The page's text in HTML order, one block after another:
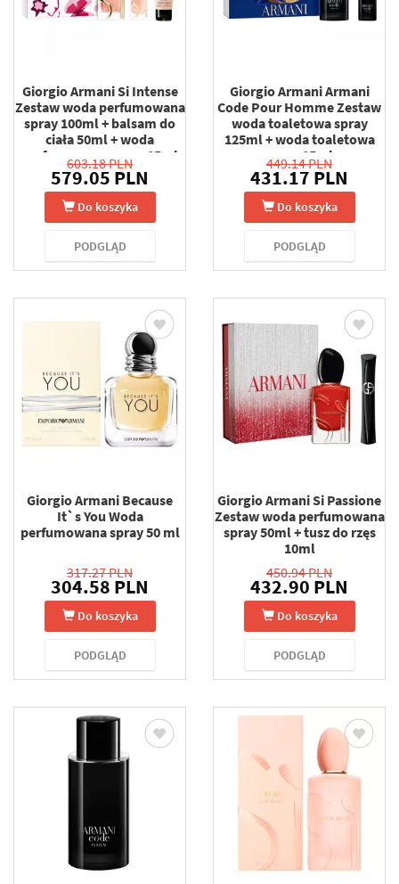
Giorgio Armani Si Intense
Zestaw woda perfumowana
spray 100ml + balsam do
ciała 50ml + woda
perfumowana spray 15ml
603.18 PLN
579.05 PLN
Do koszyka
PODGLĄD
Giorgio Armani Armani
Code Pour Homme Zestaw
woda toaletowa spray
125ml + woda toaletowa
spray 15ml
449.14 PLN
431.17 PLN
Do koszyka
PODGLĄD
Giorgio Armani Because
It`s You Woda
perfumowana spray 50 ml
317.27 PLN
304.58 PLN
Do koszyka
PODGLĄD
Giorgio Armani Si Passione
Zestaw woda perfumowana
spray 50ml + tusz do rzęs
10ml
450.94 PLN
432.90 PLN
Do koszyka
PODGLĄD